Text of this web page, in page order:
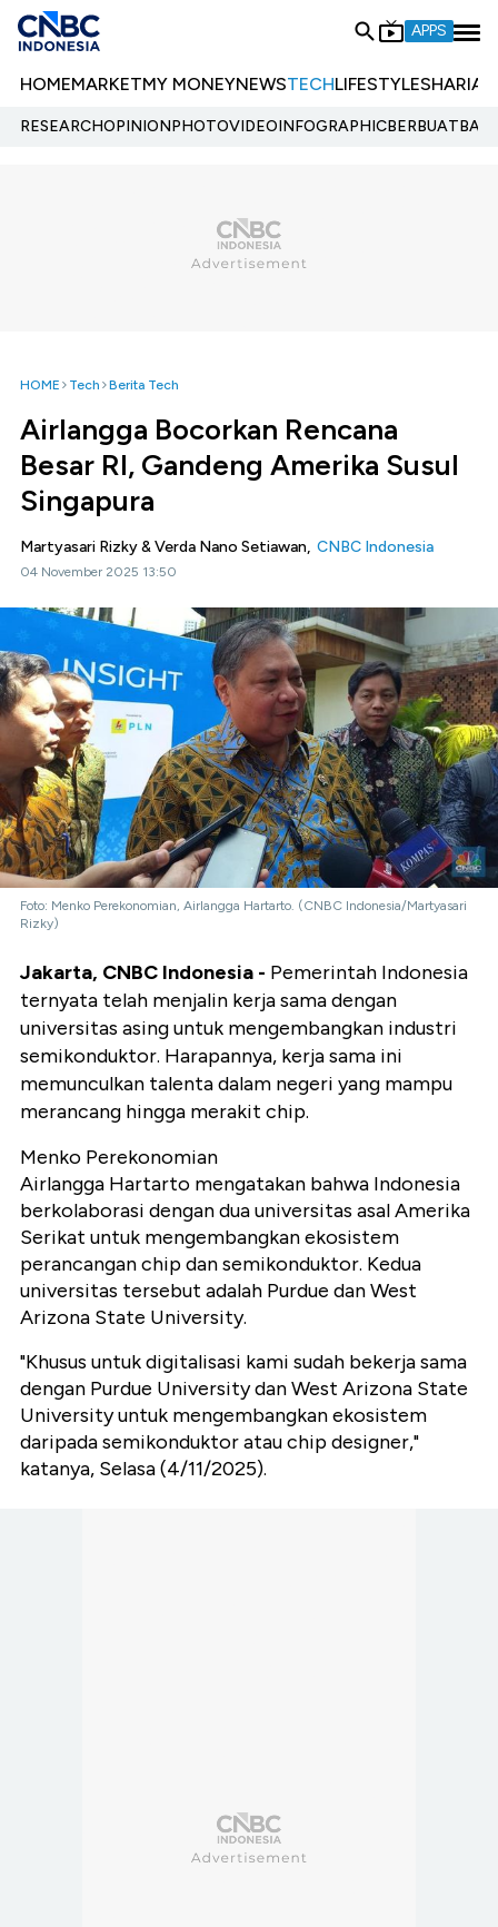
APPS
HOMEMARKETMY MONEYNEWSTECHLIFESTYLESHARIA
RESEARCHOPINIONPHOTOVIDEOINFOGRAPHIC
HOME Tech Berita Tech
Airlangga Bocorkan Rencana
Besar RI, Gandeng Amerika Susul
Singapura
Martyasari Rizky & Verda Nano Setiawan, CNBC Indonesia
04 November 2025 13:50
Foto: Menko Perekonomian, Airlangga Hartarto. (CNBC Indonesia/Martyasari
Rizky)
Jakarta, CNBC Indonesia - Pemerintah Indonesia
ternyata telah menjalin kerja sama dengan
universitas asing untuk mengembangkan industri
semikonduktor. Harapannya, kerja sama ini
memunculkan talenta dalam negeri yang mampu
merancang hingga merakit chip.
Menko Perekonomian
Airlangga Hartarto mengatakan bahwa Indonesia
berkolaborasi dengan dua universitas asal Amerika
Serikat untuk mengembangkan ekosistem
perancangan chip dan semikonduktor. Kedua
universitas tersebut adalah Purdue dan West
Arizona State University.
"Khusus untuk digitalisasi kami sudah bekerja sama
dengan Purdue University dan West Arizona State
University untuk mengembangkan ekosistem
daripada semikonduktor atau chip designer,"
katanya, Selasa (4/11/2025).